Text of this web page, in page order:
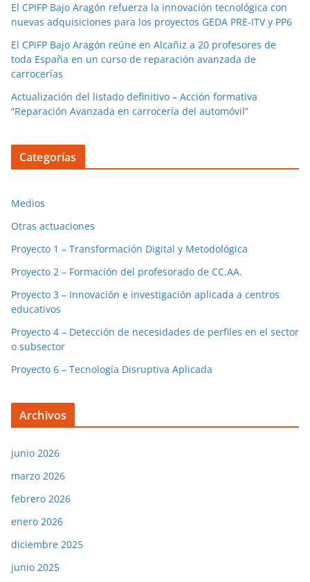
El CPIFP Bajo Aragón refuerza la innovación tecnológica con
nuevas adquisiciones para los proyectos GEDA PRE-ITV y PP6
El CPIFP Bajo Aragón reúne en Alcañiz a 20 profesores de
toda España en un curso de reparación avanzada de
carrocerías
Actualización del listado definitivo – Acción formativa
“Reparación Avanzada en carrocería del automóvil”
Categorías
Medios
Otras actuaciones
Proyecto 1 – Transformación Digital y Metodológica
Proyecto 2 – Formación del profesorado de CC.AA.
Proyecto 3 – Innovación e investigación aplicada a centros
educativos
Proyecto 4 – Detección de necesidades de perfiles en el sector
o subsector
Proyecto 6 – Tecnología Disruptiva Aplicada
Archivos
junio 2026
marzo 2026
febrero 2026
enero 2026
diciembre 2025
junio 2025